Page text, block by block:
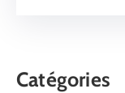
Catégories